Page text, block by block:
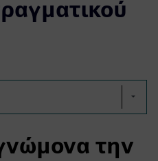
την